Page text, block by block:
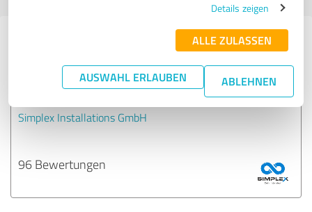
Details zeigen
ALLE ZULASSEN
AUSWAHL ERLAUBEN ABLEHNEN
Erfahrungen zu weiteren
Anbietern aus dem Bereich
Handwerk
Simplex Installations GmbH
96 Bewertungen